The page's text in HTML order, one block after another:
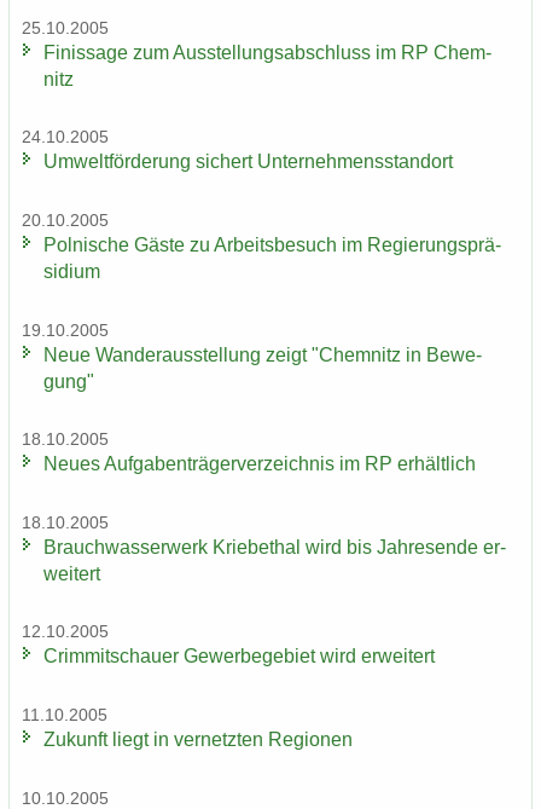
25.10.2005
Fi­nis­sa­ge zum Aus­stel­lungs­ab­schluss im RP Chem­
nitz
24.10.2005
Um­welt­för­de­rung si­chert Un­ter­neh­mens­stand­ort
20.10.2005
Pol­ni­sche Gäste zu Ar­beits­be­such im Re­gie­rungs­prä­
si­di­um
19.10.2005
Neue Wan­der­aus­stel­lung zeigt "Chem­nitz in Be­we­
gung"
18.10.2005
Neues Auf­ga­ben­trä­ger­ver­zeich­nis im RP er­hält­lich
18.10.2005
Brauch­was­ser­werk Krie­be­thal wird bis Jah­res­en­de er­
wei­tert
12.10.2005
Crim­mit­schau­er Ge­wer­be­ge­biet wird er­wei­tert
11.10.2005
Zu­kunft liegt in ver­netz­ten Re­gio­nen
10.10.2005